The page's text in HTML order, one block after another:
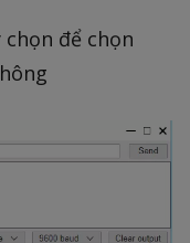
chọn để chọn